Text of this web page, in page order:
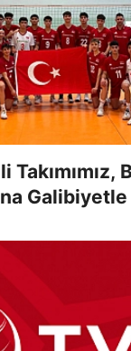
Takımımız,
Galibiyetle